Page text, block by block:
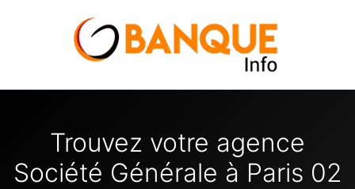
Trouvez votre agence
Société Générale à Paris 02